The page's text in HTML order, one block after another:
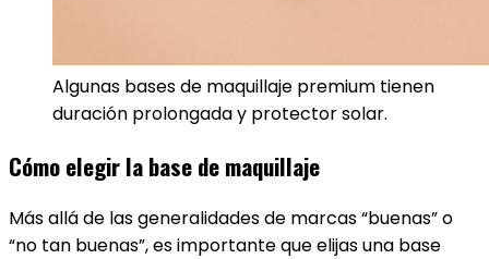
Algunas bases de maquillaje premium tienen
duración prolongada y protector solar.
Cómo elegir la base de maquillaje
Más allá de las generalidades de marcas “buenas” o
“no tan buenas”, es importante que elijas una base